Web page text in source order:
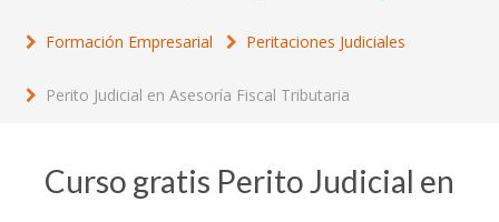
Formación Empresarial Peritaciones Judiciales
Perito Judicial en Asesoría Fiscal Tributaria
Curso gratis Perito Judicial en